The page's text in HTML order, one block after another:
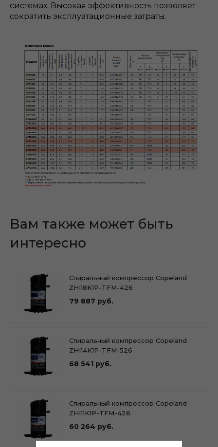
системах. Высокая эффективность позволяет
сократить эксплуатационные затраты.
Вам также может быть
интересно
Спиральный компрессор Copeland
ZHI18K1P-TFM-426
79 887 руб.
Спиральный компрессор Copeland
ZHI14K1P-TFM-526
68 541 руб.
Спиральный компрессор Copeland
ZHI11K1P-TFM-426
60 264 руб.